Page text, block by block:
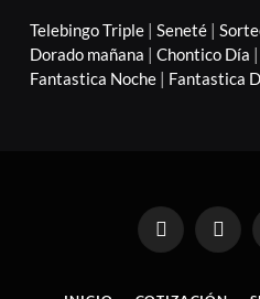
Telebingo Triple |Seneté |
Dorado mañana |Chontico Día
Fantastica Noche | Fantastica
FacebookX